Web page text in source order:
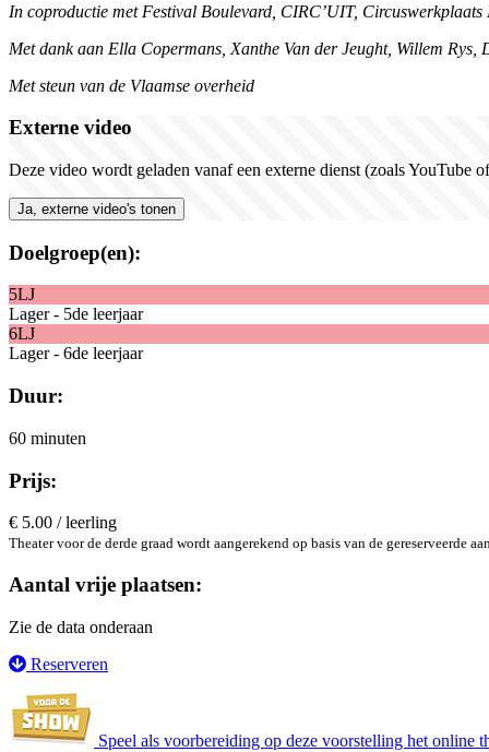
In coproductie met Festival Boulevard, CIRC’UIT,
Met dank aan Ella Copermans, Xanthe Van der Jeught, Willem
Met steun van de Vlaamse overheid
Externe video
Deze video wordt geladen vanaf een externe dienst (zoals YouTube
Ja, externe video's tonen
Doelgroep(en):
5LJ
Lager - 5de leerjaar
6LJ
Lager - 6de leerjaar
Duur:
60 minuten
Prijs:
€ 5.00 / leerling
Theater voor de derde graad wordt aangerekend op basis van de gereserveerde
Aantal vrije plaatsen:
Zie de data onderaan
Reserveren
Speel als voorbereiding op deze voorstelling het online